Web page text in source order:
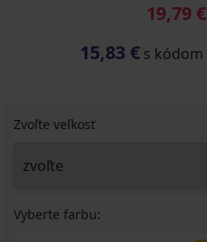
19,79 €
15,83 € s kódom
Zvoľte veľkosť
Vyberte farbu: